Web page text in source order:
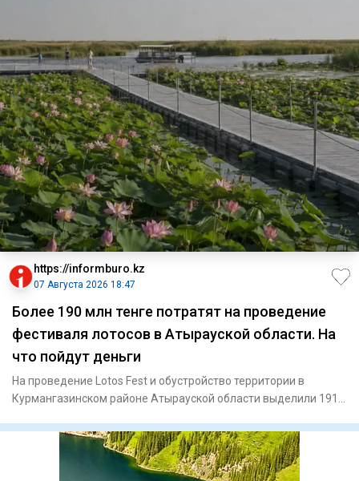
https://informburo.kz
07 Августа 2026 18:47
Более 190 млн тенге потратят на проведение
фестиваля лотосов в Атырауской области. На
что пойдут деньги
На проведение Lotos Fest и обустройство территории в
Курмангазинском районе Атырауской области выделили 191,9